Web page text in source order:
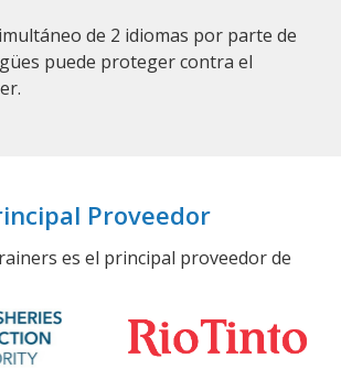
de 2 idiomas por parte de
puede proteger contra el
Proveedor
es el principal proveedor de